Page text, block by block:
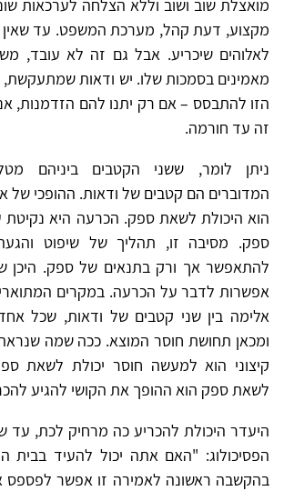
מואצלת שוב ושוב וללא הצלחה לערכאות
מקצוע, דעת קהל, מערכת המשפט. עד שאין
לאלוהים שיכריע. אבל גם זה לא עובד,
מאמינים בסמכות שלו. יש ודאות
הזו להתבסס – אם רק יתנו להם הזדמנות,
זה עד חורמה.
ניתן לומר, ששני הקטבים ביניהם
המדוברים הם קטבים של ודאות. ההופכי של
הוא היכולת לשאת ספק. הכרעה היא
ספק. מסיבה זו, תהליך של שיפוט
להתאפשר אך ורק בתנאים של ספק. היכן
אפשרות לדבר על הכרעה. במקרים
אלימה בין שני קטבים של ודאות, שכל
ומכאן תחושת חוסר המוצא. ככה שמה
קיצוני הוא למעשה חוסר יכולת לשאת
לשאת ספק הוא ההופך את הקושי להגיע
היעדר היכולת להכריע כה מרחיק לכת, עד
הפסיכולוג: "האם אתה יכול להעיד בבית
בהקשבה ראשונה לאמירה זו אפשר לפספס